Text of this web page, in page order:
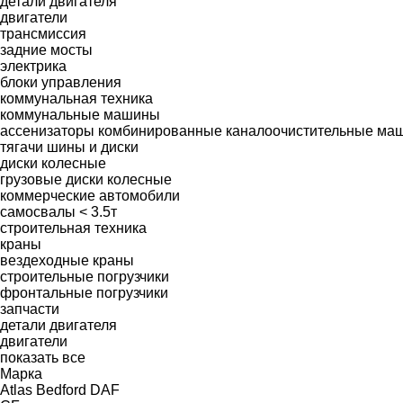
двигатели
трансмиссия
задние мосты
электрика
блоки управления
коммунальная техника
коммунальные машины
ассенизаторы комбинированные каналоочистительные
тягачи шины и диски
диски колесные
грузовые диски колесные
коммерческие автомобили
самосвалы < 3.5т
строительная техника
краны
вездеходные краны
строительные погрузчики
фронтальные погрузчики
запчасти
детали двигателя
двигатели
показать все
Марка
Atlas Bedford DAF